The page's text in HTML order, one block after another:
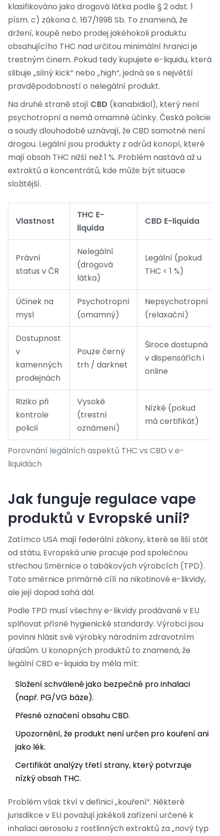
klasifikováno jako drogová látka podle § 2 odst. 1
písm. c) zákona č. 167/1998 Sb. To znamená, že
držení, koupě nebo prodej jakéhokoli produktu
obsahujícího THC nad určitou minimální hranici je
trestným činem. Pokud tedy kupujete e-liquidu, která
slibuje „silný kick“ nebo „high“, jedná se s největší
pravděpodobností o nelegální produkt.
Na druhé straně stojí CBD (kanabidiol), který není
psychotropní a nemá omamné účinky. Česká policie
a soudy dlouhodobě uznávají, že CBD samotné není
drogou. Legální jsou produkty z odrůd konopí, které
mají obsah THC nižší než 1 %. Problém nastává až u
extraktů a koncentrátů, kde může být situace
složitější.
Porovnání legálních aspektů THC vs CBD v e-
liquidách
Vlastnost
THC E-
liquida
CBD E-liquida
Právní
status v ČR
Nelegální
(drogová
látka)
Legální (pokud
THC < 1 %)
Účinek na
mysl
Psychotropní
(omamný)
Nepsychotropní
(relaxační)
Dostupnost
v
kamenných
prodejnách
Pouze černý
trh / darknet
Široce dostupná
v dispensářích i
online
Riziko při
kontrole
policií
Vysoké
(trestní
oznámení)
Nízké (pokud
má certifikát)
Jak funguje regulace vape
produktů v Evropské unii?
Zatímco USA mají federální zákony, které se liší stát
od státu, Evropská unie pracuje pod společnou
střechou Směrnice o tabákových výrobcích (TPD).
Tato směrnice primárně cílí na nikotinové e-likvidy,
ale její dopad sahá dál.
Podle TPD musí všechny e-likvidy prodávané v EU
splňovat přísné hygienické standardy. Výrobci jsou
povinni hlásit své výrobky národním zdravotním
úřadům. U konopných produktů to znamená, že
legální CBD e-liquida by měla mít:
Složení schválené jako bezpečné pro inhalaci
(např. PG/VG báze).
Přesné označení obsahu CBD.
Upozornění, že produkt není určen pro kouření ani
jako lék.
Certifikát analýzy třetí strany, který potvrzuje
nízký obsah THC.
Problém však tkví v definici „kouření“. Některé
jurisdikce v EU považují jakékoli zařízení určené k
inhalaci aerosolu z rostlinných extraktů za „nový typ